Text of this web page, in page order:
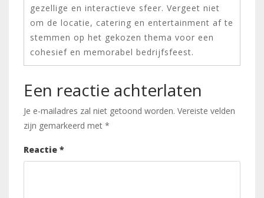
gezellige en interactieve sfeer. Vergeet niet
om de locatie, catering en entertainment af te
stemmen op het gekozen thema voor een
cohesief en memorabel bedrijfsfeest.
Een reactie achterlaten
Je e-mailadres zal niet getoond worden. Vereiste velden
zijn gemarkeerd met *
Reactie *